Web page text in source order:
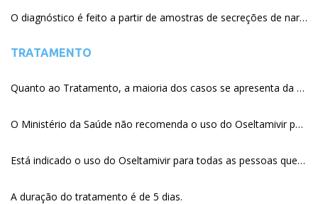
O diagnóstico é feito a partir de amostras de secreções de nariz e faringe. O médico pode sugerir a coleta de outros espécimes, se se considerarem outras hipóteses diagnósticas. Devido ao grande volume de casos leves, dos quais foram coletadas amostras, o Ministério da Saúde decidiu priorizar a realização de exames para os casos considerados graves e para os óbitos. Assim, nas áreas onde já há casos confirmados laboratorialmente pode-se diagnosticar pelo critério clínico (pessoas da mesma área que apresentem os mesmos sinais ou sintomas) e vínculo epidemiológico (a existência comprovada de outros casos). Não havendo necessidade de comprovação laboratorial.
TRATAMENTO
Quanto ao Tratamento, a maioria dos casos se apresenta da forma leve e se cura com hidratação, boa alimentação e repouso.
O Ministério da Saúde não recomenda o uso do Oseltamivir para toda a população porque o uso inadequado do produto pode levar à resistência do vírus ao medicamento. Além disso, o uso sem controle e desnecessário do Oseltamivir pode levar ao desabastecimento, o que traria danos a toda a população, além do risco de reação adversa. Portanto, a medida adotada pelo governo brasileiro tem o objetivo de evitar que o vírus da nova gripe crie resistência ao único tratamento disponível no mundo. Além disso, o uso racional do Oseltamivir no tratamento da influenza A (H1N1) é uma recomendação da Organização Mundial da Saúde (OMS) para evitar maiores riscos à saúde pública.
Está indicado o uso do Oseltamivir para todas as pessoas que apresentarem a Síndrome Respiratória Aguda Grave (SRAG): pessoa em qualquer idade com febre repentina acima de 38º, tosse e dificuldade de respirar (dispneia) ou com outros sintomas, como dores no corpo e nas articulações. Esses são os indivíduos que exigem hospitalização. Também está indicado para os casos de pessoas que apresentem sintomas e façam parte do grupo de risco ou que apresentem fatores de risco para complicação da doença, como as mulheres grávidas.
A duração do tratamento é de 5 dias.